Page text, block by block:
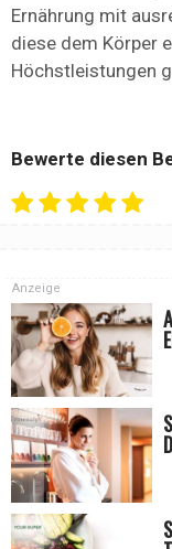
Ernährung mit
diese dem Körper
Höchstleistungen
Bewerte diesen
Anzeige